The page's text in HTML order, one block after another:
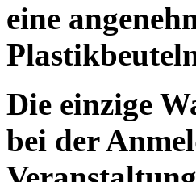
eine
Die einzige
bei der